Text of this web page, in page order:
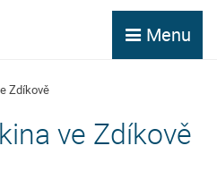
Menu
Zdíkově
ve Zdíkově